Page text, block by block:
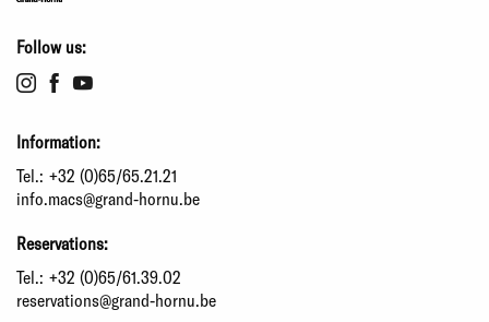
Follow us:
Information:
Tel.: +32 (0)65/65.21.21
info.macs@grand-hornu.be
Reservations:
Tel.: +32 (0)65/61.39.02
reservations@grand-hornu.be